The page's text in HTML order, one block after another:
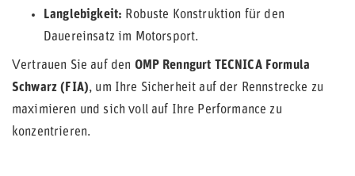
Langlebigkeit: Robuste Konstruktion für den
Dauereinsatz im Motorsport.
Vertrauen Sie auf den OMP Renngurt TECNICA Formula
Schwarz (FIA), um Ihre Sicherheit auf der Rennstrecke zu
maximieren und sich voll auf Ihre Performance zu
konzentrieren.